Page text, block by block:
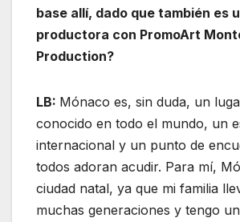
base allí, dado que también es
productora con PromoArt
Production?
LB: Mónaco es, sin duda, un
conocido en todo el mundo, un
internacional y un punto de
todos adoran acudir. Para mí,
ciudad natal, ya que mi familia
muchas generaciones y tengo